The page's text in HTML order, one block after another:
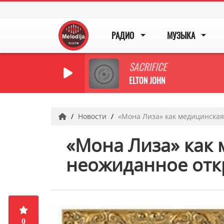
РАДИО МУЗЫКА
SACRIFICE
ELTON JOHN
Новости «Мона Лиза» как
«Мона Лиза» как
неожиданное
0